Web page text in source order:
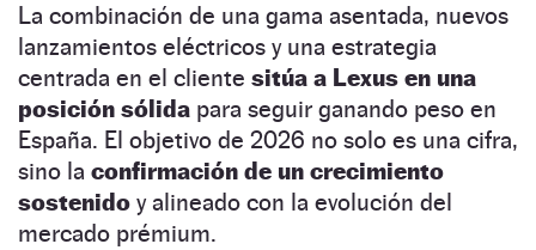
La combinación de una gama asentada, nuevos
lanzamientos eléctricos y una estrategia
centrada en el cliente sitúa a Lexus en una
posición sólida para seguir ganando peso en
España. El objetivo de 2026 no solo es una cifra,
sino la confirmación de un crecimiento
sostenido y alineado con la evolución del
mercado prémium.